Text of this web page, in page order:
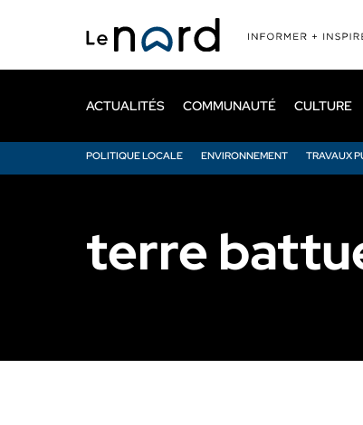
principal
ACTUALITÉS
POLITIQUE LOCALE ENVIRONNEMENT TRAVAUX
COMMUNAUTÉ CULTURE
terre